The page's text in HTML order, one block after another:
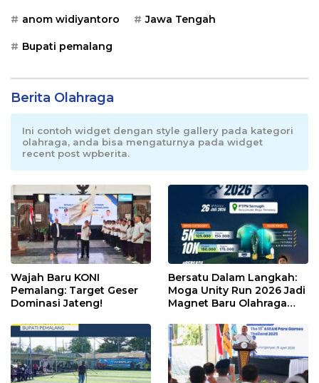
anom widiyantoro Jawa Tengah
Bupati pemalang
Berita Olahraga
Ini contoh widget dengan style gallery pada kategori
olahraga, anda bisa mengaturnya pada widget
recent post wpberita.
Wajah Baru KONI
Pemalang: Target Geser
Dominasi Jateng!
Bersatu Dalam Langkah:
Moga Unity Run 2026 Jadi
Magnet Baru Olahraga